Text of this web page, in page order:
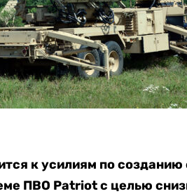
к усилиям по созданию
ПВО Patriot с целью